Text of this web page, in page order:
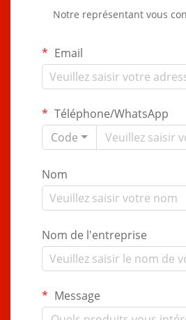
Notre représentant vous
Email
Téléphone/WhatsApp
Code
Nom
Nom de l'entreprise
Message